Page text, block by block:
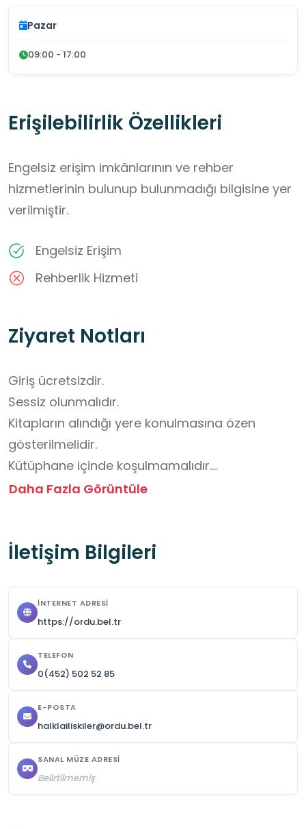
Pazar
09:00 - 17:00
Erişilebilirlik Özellikleri
Engelsiz erişim imkânlarının ve rehber
hizmetlerinin bulunup bulunmadığı bilgisine yer
verilmiştir.
Engelsiz Erişim
Rehberlik Hizmeti
Ziyaret Notları
Giriş ücretsizdir.
Sessiz olunmalıdır.
Kitapların alındığı yere konulmasına özen
gösterilmelidir.
Kütüphane içinde koşulmamalıdır.
Kütüphanede su dışında içecek ve yiyecek
Daha Fazla Görüntüle
İletişim Bilgileri
İNTERNET ADRESI
https://ordu.bel.tr
TELEFON
0(452) 502 52 85
E-POSTA
halklailiskiler@ordu.bel.tr
SANAL MÜZE ADRESI
Belirtilmemiş